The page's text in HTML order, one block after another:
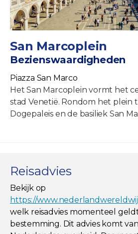
San Marcoplein
Bezienswaardigheden
Piazza San Marco
Het San Marcoplein vormt het
stad Venetië. Rondom het plein
Dogepaleis en de basiliek San
Reisadvies
Bekijk op
https://
welk reisadvies momenteel
bestemming. Dit advies komt